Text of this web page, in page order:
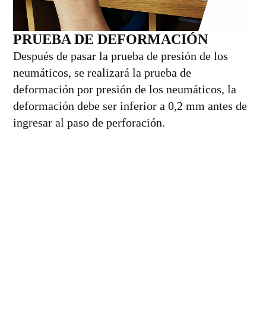
PRUEBA DE DEFORMACIÓN
Después de pasar la prueba de presión de los
neumáticos, se realizará la prueba de
deformación por presión de los neumáticos, la
deformación debe ser inferior a 0,2 mm antes de
ingresar al paso de perforación.